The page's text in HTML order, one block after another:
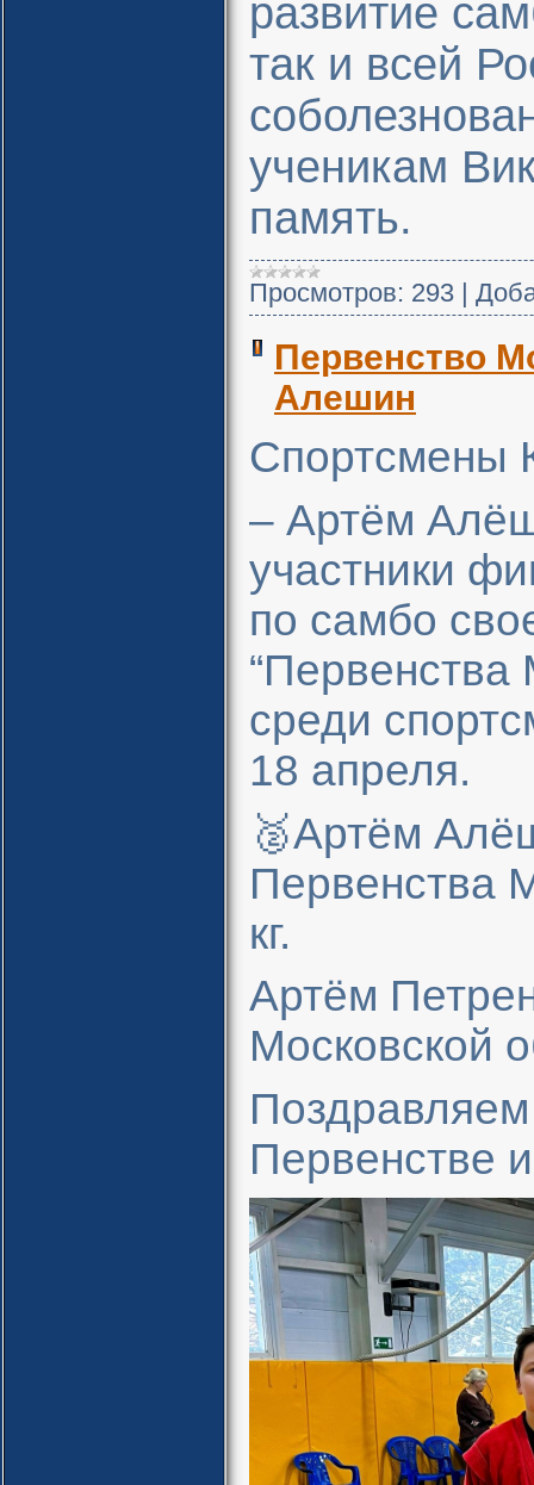
развитие
так и всей
ученикам
память.
Просмотров: 293
Первенство
Алешин
Спортсмены
– Артём
участники
по самбо
“Первенства
среди
18 апреля.
🥈Артём
Первенства
кг.
Артём
Московской
Первенстве